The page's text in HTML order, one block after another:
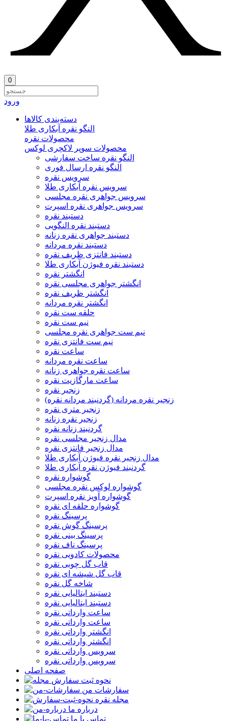
0
ورود
دسته‌بندی‌ کالاها
النگو نقره آبکاری طلا
محصولات نقره
محصولات سوپر لاکچری لوکس
النگو نقره ساخت سفارشی
النگو نقره ارسال فوری
سرویس نقره
سرویس نقره آبکاری طلا
سرویس جواهری نقره مجلسی
سرویس جواهری نقره اسپرت
دستبند نقره
دستبند نقره النگویی
دستبند جواهری نقره زنانه
دستبند نقره مردانه
دستبند فانتزی ظریف نقره
دستبند نقره فیوژن آبکاری طلا
انگشتر نقره
انگشتر جواهری مجلسی نقره
انگشتر ظریف نقره
انگشتر نقره مردانه
حلقه ست نقره
نیم ست نقره
نیم ست جواهری نقره مجلسی
نیم ست فانتزی نقره
ساعت نقره
ساعت نقره مردانه
ساعت نقره جواهری زنانه
ساعت مارگازیت نقره
زنجیر نقره
زنجیر نقره مردانه (گردنبند مردانه نقره)
زنجیر متری نقره
زنجیر نقره زنانه
گردنبند زنانه نقره
مدال زنجیر مجلسی نقره
مدال زنجیر فانتزی نقره
مدال زنجیر نقره فیوژن آبکاری طلا
گردنبند فیوژن نقره آبکاری طلا
گوشواره نقره
گوشواره لوکس نقره مجلسی
گوشواره آویز نقره اسپرت
گوشواره حلقه ای نقره
پرسینگ نقره
پرسینگ گوش نقره
پرسینگ بینی نقره
پرسینگ ناف نقره
محصولات کادویی نقره
قاب گل چوبی نقره
قاب گل شیشه ای نقره
شاخه گل نقره
دستبند ایتالیایی نقره
دستبند ایتالیایی نقره
ساعت وارداتی نقره
ساعت وارداتی نقره
انگشتر وارداتی نقره
انگشتر وارداتی نقره
سرویس وارداتی نقره
سرویس وارداتی نقره
صفحه اصلی
نحوه ثبت سفارش
سفارشات من
مجله نقره
درباره ما
تماس با ما